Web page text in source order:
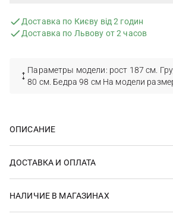
Доставка по Києву від 2 годин
Доставка по Львову от 2 часов
Параметры модели: рост 187 см.
80 см. Бедра 98 см На модели
ОПИСАНИЕ
ДОСТАВКА И ОПЛАТА
НАЛИЧИЕ В МАГАЗИНАХ